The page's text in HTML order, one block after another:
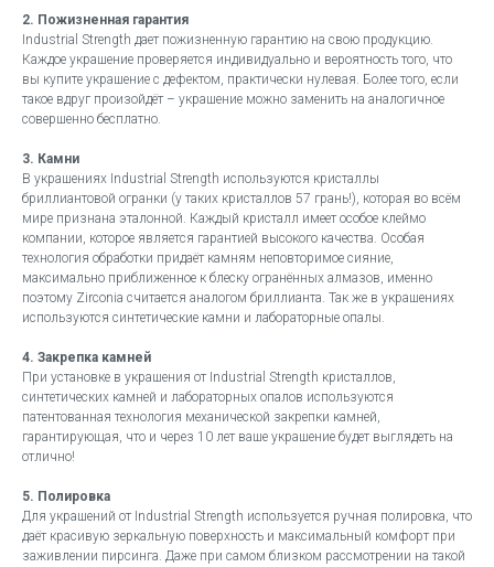
2. Пожизненная гарантия
Industrial Strength дает пожизненную гарантию на свою продукцию.
Каждое украшение проверяется индивидуально и вероятность того, что
вы купите украшение с дефектом, практически нулевая. Более того, если
такое вдруг произойдёт – украшение можно заменить на аналогичное
совершенно бесплатно.
3. Камни
В украшениях Industrial Strength используются кристаллы
бриллиантовой огранки (у таких кристаллов 57 грань!), которая во всём
мире признана эталонной. Каждый кристалл имеет особое клеймо
компании, которое является гарантией высокого качества. Особая
технология обработки придаёт камням неповторимое сияние,
максимально приближенное к блеску огранённых алмазов, именно
поэтому Zirconia считается аналогом бриллианта. Так же в украшениях
используются синтетические камни и лабораторные опалы.
4. Закрепка камней
При установке в украшения от Industrial Strength кристаллов,
синтетических камней и лабораторных опалов используются
патентованная технология механической закрепки камней,
гарантирующая, что и через 10 лет ваше украшение будет выглядеть на
отлично!
5. Полировка
Для украшений от Industrial Strength используется ручная полировка, что
даёт красивую зеркальную поверхность и максимальный комфорт при
заживлении пирсинга. Даже при самом близком рассмотрении на такой